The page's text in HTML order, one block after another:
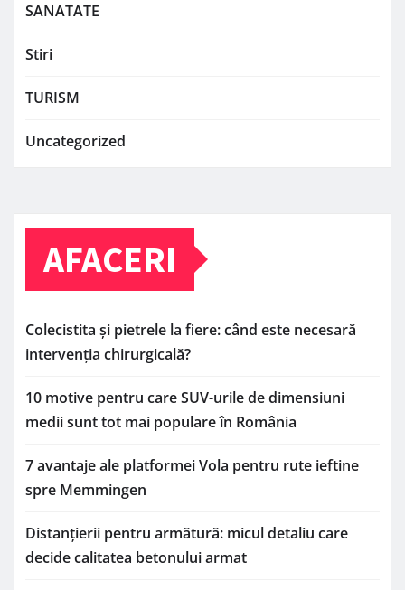
SANATATE
Stiri
TURISM
Uncategorized
AFACERI
Colecistita și pietrele la fiere: când este necesară
intervenția chirurgicală?
10 motive pentru care SUV-urile de dimensiuni
medii sunt tot mai populare în România
7 avantaje ale platformei Vola pentru rute ieftine
spre Memmingen
Distanțierii pentru armătură: micul detaliu care
decide calitatea betonului armat